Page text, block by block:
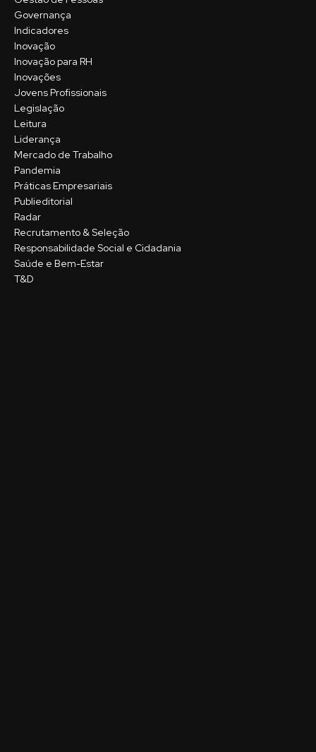
Governança
Indicadores
Inovação
Inovação para RH
Inovações
Jovens Profissionais
Legislação
Leitura
Liderança
Mercado de Trabalho
Pandemia
Práticas Empresariais
Publieditorial
Radar
Recrutamento & Seleção
Responsabilidade Social e Cidadania
Saúde e Bem-Estar
T&D